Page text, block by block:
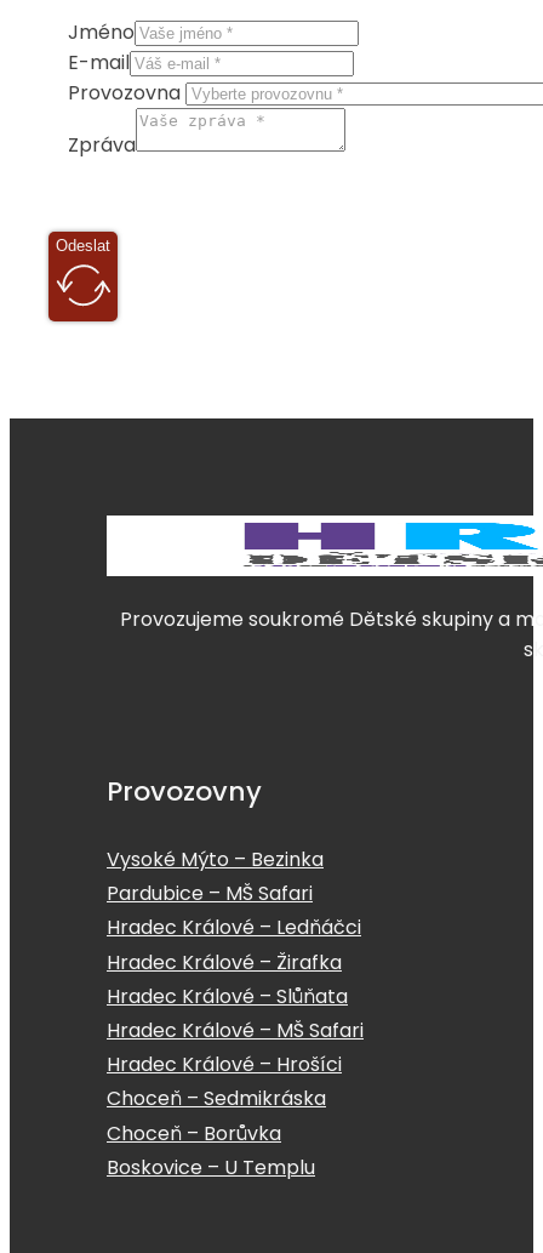
Jméno
E-mail
Provozovna
Zpráva
Odeslat
Provozujeme soukromé Dětské skupiny a
Provozovny
Vysoké Mýto – Bezinka
Pardubice – MŠ Safari
Hradec Králové – Ledňáčci
Hradec Králové – Žirafka
Hradec Králové – Slůňata
Hradec Králové – MŠ Safari
Hradec Králové – Hrošíci
Choceň – Sedmikráska
Choceň – Borůvka
Boskovice – U Templu